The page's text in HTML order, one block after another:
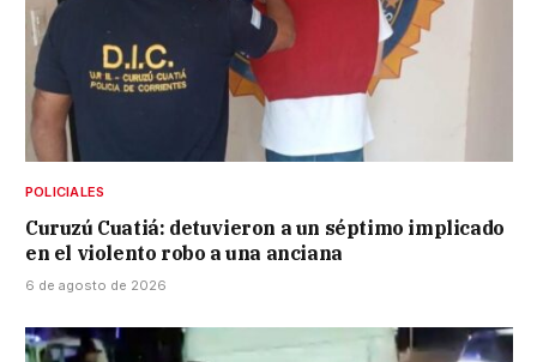
POLICIALES
Curuzú Cuatiá: detuvieron a un séptimo implicado
en el violento robo a una anciana
6 de agosto de 2026